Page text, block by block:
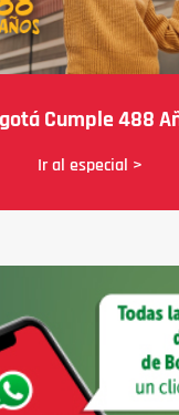
Cumple 488
Ir al especial >